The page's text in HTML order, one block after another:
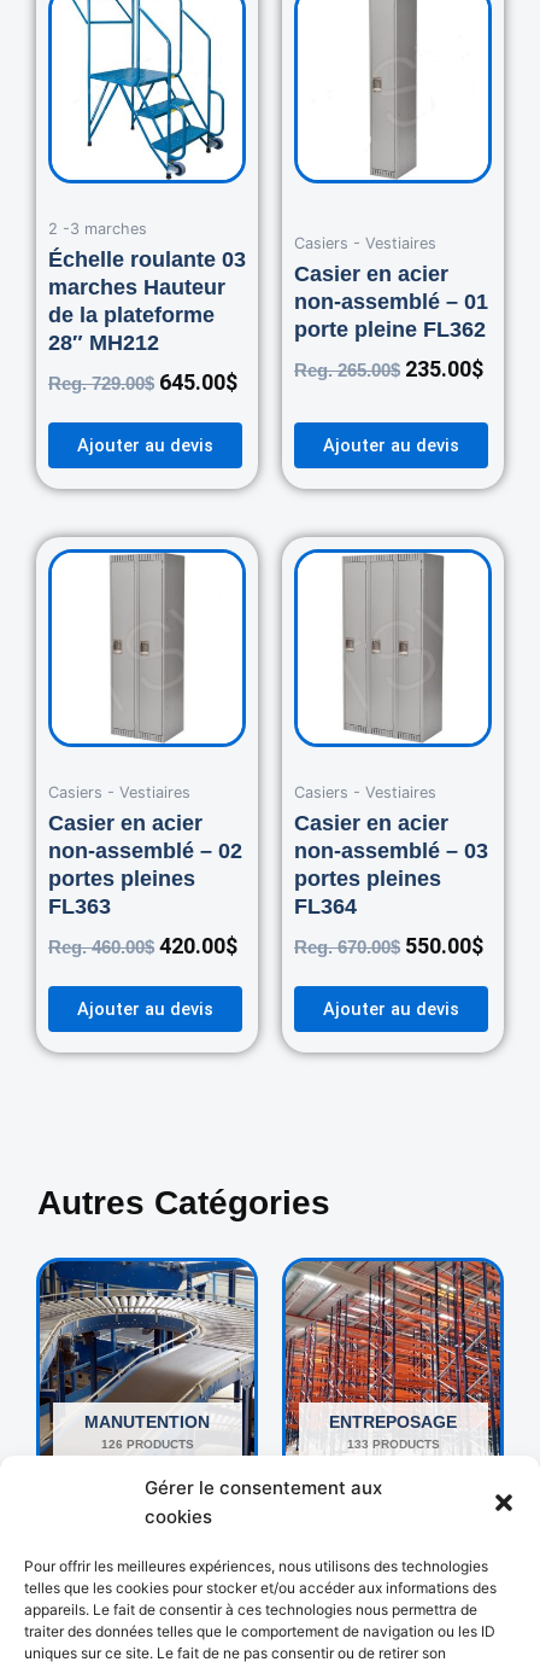
Gérer le consentement aux
cookies
Pour offrir les meilleures expériences, nous utilisons des technologies
telles que les cookies pour stocker et/ou accéder aux informations des
appareils. Le fait de consentir à ces technologies nous permettra de
traiter des données telles que le comportement de navigation ou les ID
uniques sur ce site. Le fait de ne pas consentir ou de retirer son
2 -3 marches
Échelle roulante 03
marches Hauteur
de la plateforme
28″ MH212
Reg.729.00$
price
was:
729.00$.
645.00$
price
Ajouter au devis
Casiers - Vestiaires
Casier en acier
non-assemblé – 01
porte pleine FL362
Reg.265.00$ 235.00$
price
Ajouter au devis
Casiers - Vestiaires
Casier en acier
non-assemblé – 02
portes pleines
FL363
Reg.460.00$
Original
420.00$
Current
price
Ajouter au devis
Casiers - Vestiaires
Casier en acier
non-assemblé – 03
portes pleines
FL364
Reg.670.00$
Original
550.00$
price
Ajouter au devis
Autres Catégories
MANUTENTION
126 PRODUCTS
ENTREPOSAGE
133 PRODUCTS